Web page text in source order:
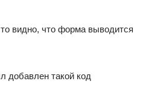
видно, что форма выводится
добавлен такой код